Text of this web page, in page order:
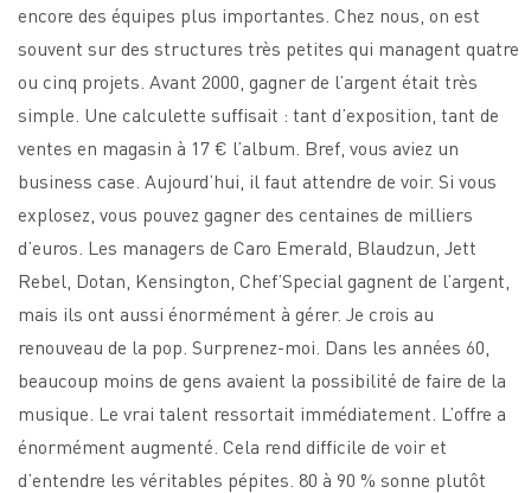
encore des équipes plus importantes. Chez nous, on est
souvent sur des structures très petites qui managent quatre
ou cinq projets. Avant 2000, gagner de l’argent était très
simple. Une calculette suffisait : tant d’exposition, tant de
ventes en magasin à 17 € l’album. Bref, vous aviez un
business case. Aujourd’hui, il faut attendre de voir. Si vous
explosez, vous pouvez gagner des centaines de milliers
d’euros. Les managers de Caro Emerald, Blaudzun, Jett
Rebel, Dotan, Kensington, Chef’Special gagnent de l’argent,
mais ils ont aussi énormément à gérer. Je crois au
renouveau de la pop. Surprenez-moi. Dans les années 60,
beaucoup moins de gens avaient la possibilité de faire de la
musique. Le vrai talent ressortait immédiatement. L’offre a
énormément augmenté. Cela rend difficile de voir et
d’entendre les véritables pépites. 80 à 90 % sonne plutôt